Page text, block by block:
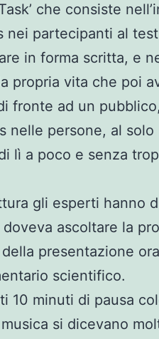
che consiste
nei partecipanti al
in forma scritta, e
propria vita che poi
fronte ad un
nelle persone, al
lì a poco e senza
gli esperti hanno
ascoltare la
presentazione
scientifico.
10 minuti di pausa
si dicevano